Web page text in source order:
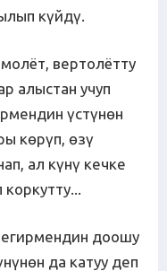
күйдү.
вертолётту
алыстан учуп
үстүнөн
көрүп, өзү
ал күнү кечке
доошу
да катуу деп